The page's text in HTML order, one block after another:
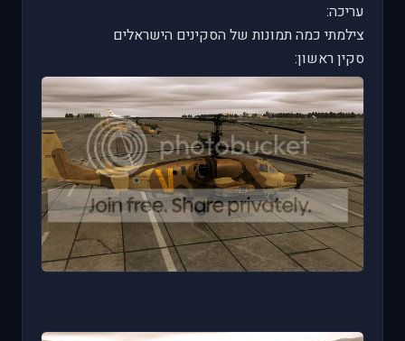
עריכה:
צילמתי כמה תמונות של הסקינים הישראלים
סקין ראשון: